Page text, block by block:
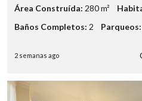
Área Construída: 280 m²
Baños Completos: 2 Parqueos:
2 semanas ago